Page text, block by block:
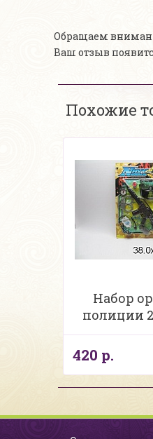
Обращаем
Ваш отзыв
Похожие
Набор
полиции
420 р.